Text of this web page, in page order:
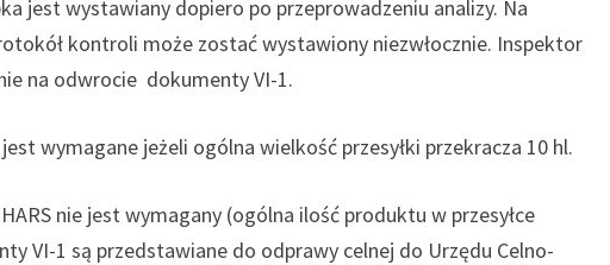
jest wystawiany dopiero po przeprowadzeniu analizy. Na
kontroli może zostać wystawiony niezwłocznie. Inspektor
na odwrocie dokumenty VI-1.
wymagane jeżeli ogólna wielkość przesyłki przekracza 10 hl.
nie jest wymagany (ogólna ilość produktu w przesyłce
VI-1 są przedstawiane do odprawy celnej do Urzędu Celno-